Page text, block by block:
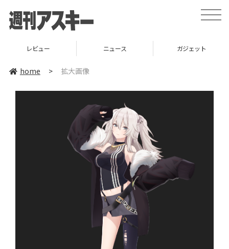
toggle
レビュー ニュース ガジェット
home > 拡大画像